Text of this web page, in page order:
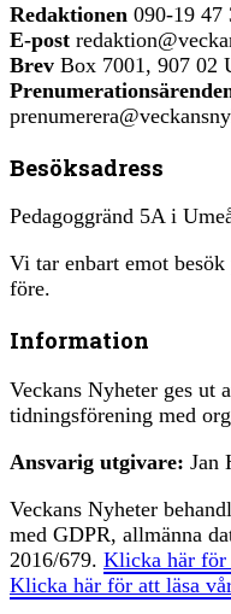
Redaktionen 090-19 47
E-post
Brev Box 7001, 907 02
Besöksadress
Pedagoggränd 5A i
Vi tar enbart emot
före.
Information
Veckans Nyheter ges ut
tidningsförening med
Ansvarig utgivare: Jan
Veckans Nyheter
med GDPR, allmänna
2016/679. Klicka här för
Klicka här för att läsa